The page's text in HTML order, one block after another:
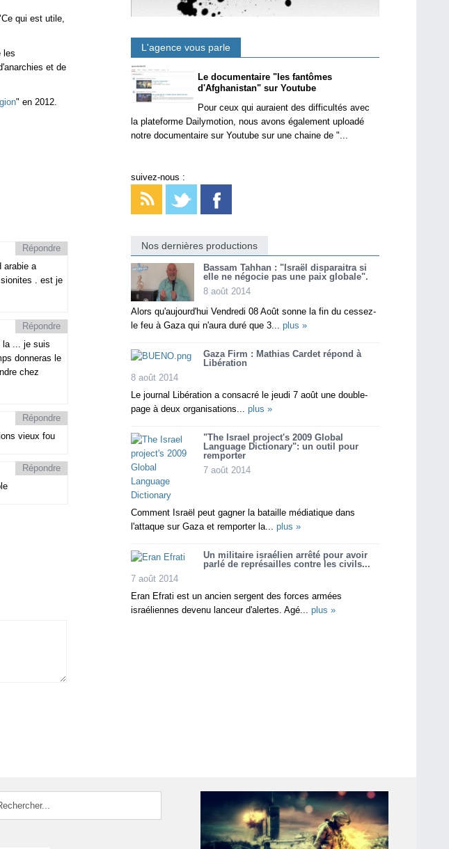
qui est utile,
les
et de
" en 2012.
arabie a
. est je
Répondre
la ... je suis
donneras le
chez
Répondre
vieux fou
Répondre
Répondre
L'agence vous parle
Le documentaire "les fantômes
d'Afghanistan" sur Youtube
Pour ceux qui auraient des difficultés avec
la plateforme Dailymotion, nous avons également uploadé
notre documentaire sur Youtube sur une chaine de "...
suivez-nous :
Nos dernières productions
Bassam Tahhan : "Israël disparaitra si
elle ne négocie pas une paix globale".
8 août 2014
Alors qu'aujourd'hui Vendredi 08 Août sonne la fin du cessez-
le feu à Gaza qui n'aura duré que 3... plus »
Gaza Firm : Mathias Cardet répond à
Libération
8 août 2014
Le journal Libération a consacré le jeudi 7 août une double-
page à deux organisations... plus »
"The Israel project's 2009 Global
Language Dictionary": un outil pour
remporter
7 août 2014
Comment Israël peut gagner la bataille médiatique dans
l'attaque sur Gaza et remporter la... plus »
Un militaire israélien arrêté pour avoir
parlé de représailles contre les civils...
7 août 2014
Eran Efrati est un ancien sergent des forces armées
israéliennes devenu lanceur d'alertes. Agé... plus »